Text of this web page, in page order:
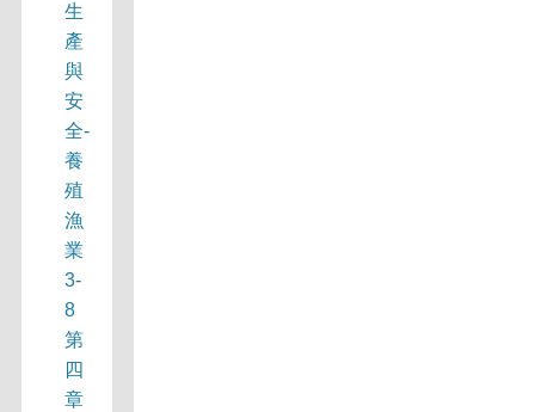
生
產
與
安
全-
養
殖
漁
業
3-
8
第
四
章